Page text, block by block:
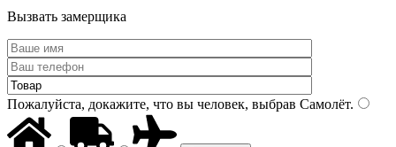
Вызвать замерщика
Пожалуйста, докажите, что вы человек, выбрав Самолёт.